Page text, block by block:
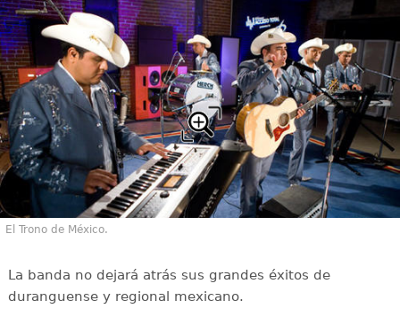
El Trono de México.
La banda no dejará atrás sus grandes éxitos de
duranguense y regional mexicano.